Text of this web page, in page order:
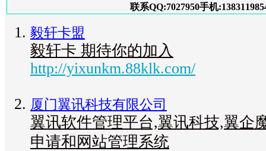
联系QQ:7027950手机
毅轩卡盟
毅轩卡 期待你的加入
http://yixunkm.88klk.com/
厦门翼讯科技有限公司
翼讯软件管理平台,翼讯科技,翼企
申请和网站管理系统